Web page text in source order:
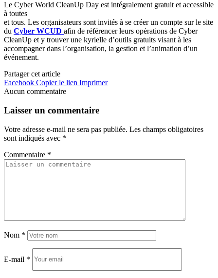
Le Cyber World CleanUp Day est intégralement gratuit et accessible
à toutes
et tous. Les organisateurs sont invités à se créer un compte sur le site
du Cyber WCUD afin de référencer leurs opérations de Cyber
CleanUp et y trouver une kyrielle d’outils gratuits visant à les
accompagner dans l’organisation, la gestion et l’animation d’un
événement.
Partager cet article
Facebook Copier le lien Imprimer
Aucun commentaire
Laisser un commentaire
Votre adresse e-mail ne sera pas publiée. Les champs obligatoires
sont indiqués avec *
Commentaire *
Nom *
E-mail *